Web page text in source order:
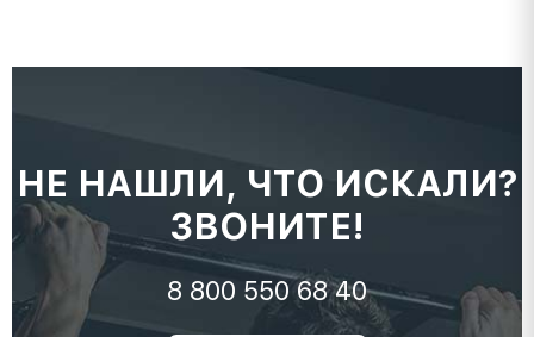
НЕ НАШЛИ, ЧТО ИСКАЛИ?
ЗВОНИТЕ!
8 800 550 68 40